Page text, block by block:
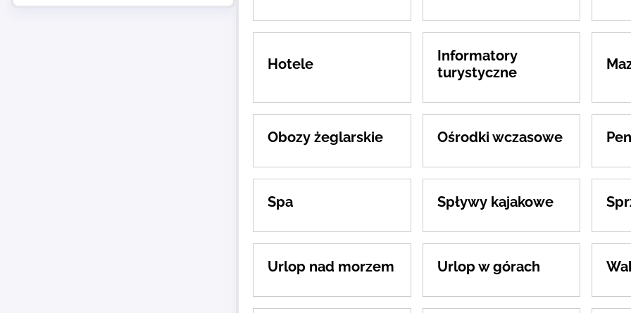
Hotele
Informatory
turystyczne
Obozy żeglarskie Ośrodki wczasowe
Spa Spływy kajakowe
Urlop nad morzem Urlop w górach